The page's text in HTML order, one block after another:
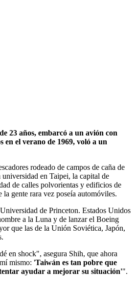
23 años, embarcó a un avión con
en el verano de 1969, voló a un
rodeado de campos de caña de
universidad en Taipei, la capital de
de calles polvorientas y edificios de
la gente rara vez poseía automóviles.
de Princeton. Estados Unidos
a la Luna y de lanzar el Boeing
que las de la Unión Soviética, Japón,
en shock", asegura Shih, que ahora
mismo: 'Taiwán es tan pobre que
ayudar a mejorar su situación'".